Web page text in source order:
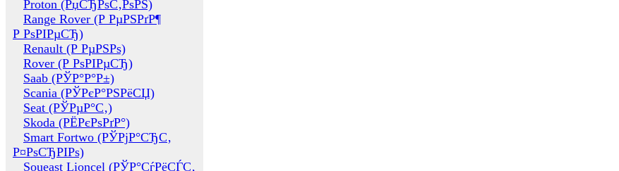
Proton (РџСЂРѕС‚РѕРЅ)
Range Rover (Р РµРЅРґР¶
Р РѕРІРµСЂ)
Renault (Р РµРЅРѕ)
Rover (Р РѕРІРµСЂ)
Saab (РЎР°Р°Р±)
Scania (РЎРєР°РЅРёСЏ)
Seat (РЎРµР°С‚)
Skoda (РЁРєРѕРґР°)
Smart Fortwo (РЎРјР°СЂС‚
Р¤РѕСЂРІРѕ)
Soueast Lioncel (РЎР°СѓРёСЃС‚